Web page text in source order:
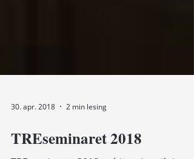
30. apr. 2018 2 min lesing